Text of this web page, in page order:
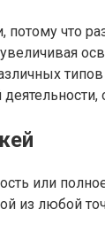
потому
или
из любой